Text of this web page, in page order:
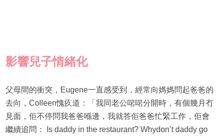
影響兒子情緒化
父母間的衝突，Eugene一直感受到，經常向媽媽問起爸爸的
去向，Colleen愧疚道：「我同老公啱啱分開時，有個幾月冇
見面，佢不停問我爸爸喺邊，我就答佢爸爸忙緊工作，佢會
繼續追問： Is daddy in the restaurant? Whydon’t daddy go